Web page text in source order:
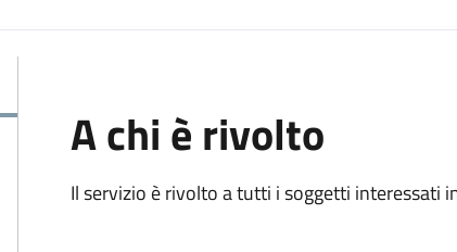
A chi è rivolto
Il servizio è rivolto a tutti i soggetti interessati